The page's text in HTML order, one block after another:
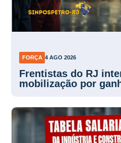
FORÇA 4 AGO 2026
Frentistas do RJ
mobilização por